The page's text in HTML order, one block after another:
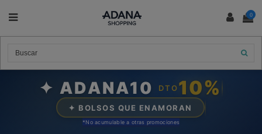
0
✦ ADANA10 DTO10%
✦ BOLSOS QUE ENAMORAN
*No acumulable a otras promociones